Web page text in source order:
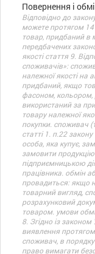
Повернення і
Відповідно до
можете протягом 14
товар, придбаний в
передбачених
якості стаття 9.
споживачів»:
належної якості на
придбаний, якщо
фасоном, кольором,
використаний за
товару належної
покупки. споживач
статті 1. п.22
особа, яка купує,
замовити
підприємницькою
працівника. обмін
провадиться: якщо
товарний вигляд,
розрахунковий
товаром. умови
8. Згідно із
виявлення протягом
споживач, в
право вимагати